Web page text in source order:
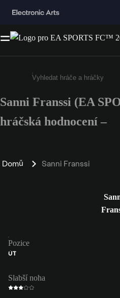
Enter a minimum of 3
Sanni Franssi (EA
hráčská hodnocení –
Domů Sanni Franssi
Pozice
ÚT
Slabší noha